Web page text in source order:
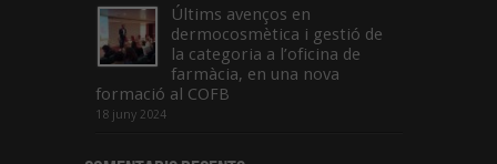
Últims avenços en
dermocosmètica i gestió de
la categoria a l’oficina de
farmàcia, en una nova
formació al COFB
18 juny 2024